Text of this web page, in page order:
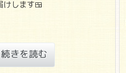
けします🍱
続きを読む